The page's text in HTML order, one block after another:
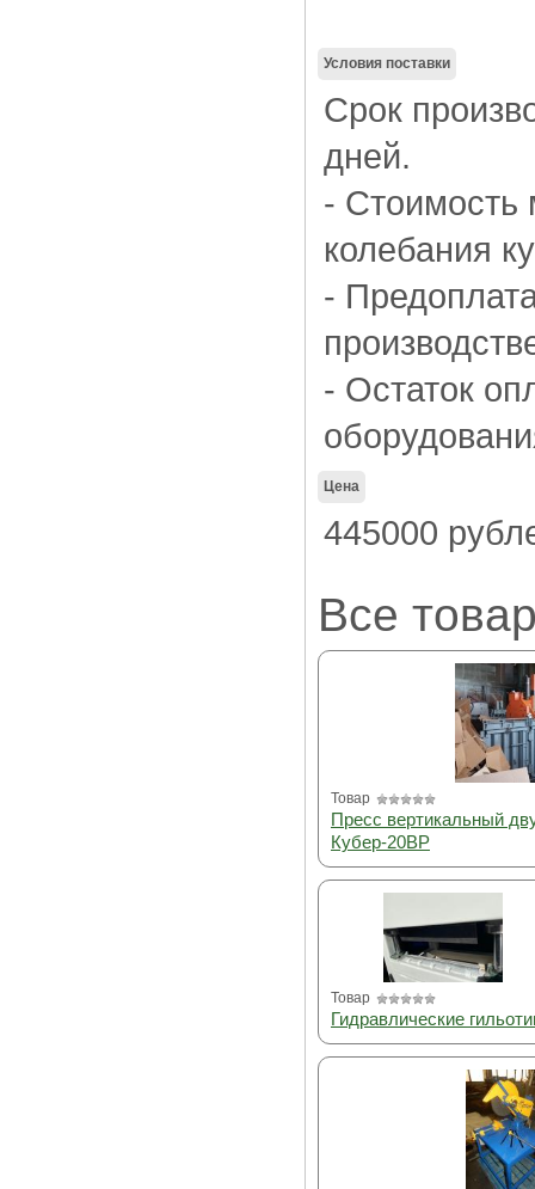
Условия поставки
Срок
дней.
- Стоимость
колебания
-
- Остаток
Цена
445000
Все
Товар
Пресс вертикальный
Кубер-20ВР
Товар
Гидравлические